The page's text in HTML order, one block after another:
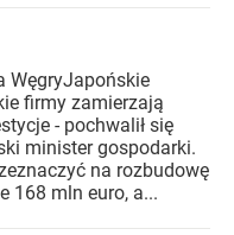
WęgryJapońskie
firmy zamierzają
- pochwalił się
minister gospodarki.
na rozbudowę
168 mln euro, a...